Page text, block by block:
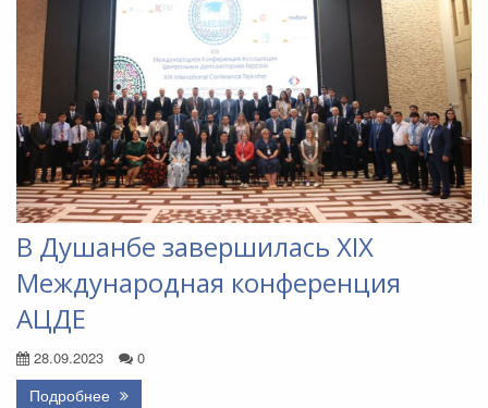
В Душанбе завершилась ХIX
Международная конференция
АЦДЕ
28.09.2023 0
Подробнее